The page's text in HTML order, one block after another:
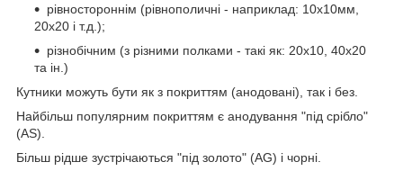
рівностороннім (рівнополичні - наприклад: 10х10мм,
20х20 і т.д.);
різнобічним (з різними полками - такі як: 20х10, 40х20
та ін.)
Кутники можуть бути як з покриттям (анодовані), так і без.
Найбільш популярним покриттям є анодування "під срібло"
(AS).
Більш рідше зустрічаються "під золото" (AG) і чорні.